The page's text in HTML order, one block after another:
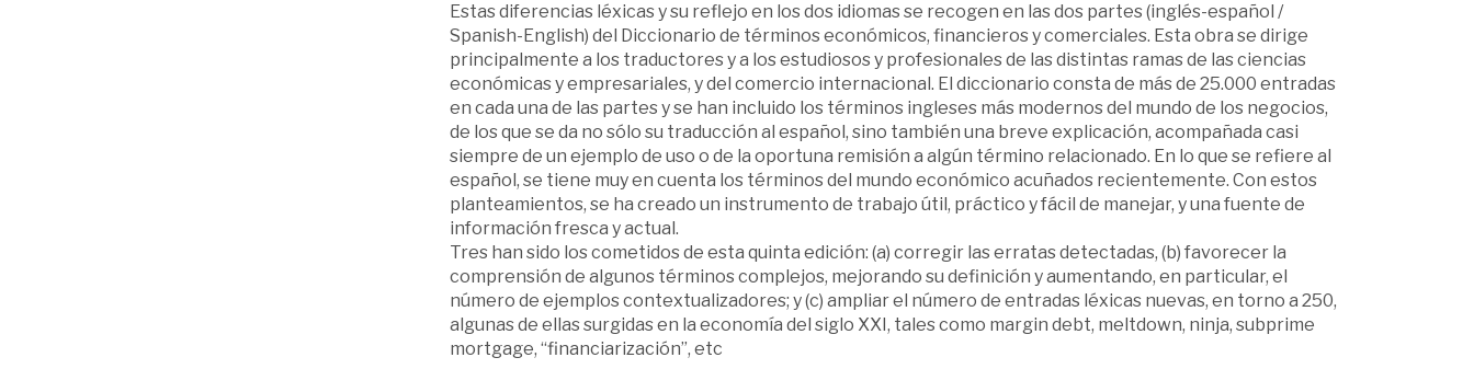
Estas diferencias léxicas y su reflejo en los dos idiomas se recogen en las dos partes (inglés-español /
Spanish-English) del Diccionario de términos económicos, financieros y comerciales. Esta obra se dirige
principalmente a los traductores y a los estudiosos y profesionales de las distintas ramas de las ciencias
económicas y empresariales, y del comercio internacional. El diccionario consta de más de 25.000 entradas
en cada una de las partes y se han incluido los términos ingleses más modernos del mundo de los negocios,
de los que se da no sólo su traducción al español, sino también una breve explicación, acompañada casi
siempre de un ejemplo de uso o de la oportuna remisión a algún término relacionado. En lo que se refiere al
español, se tiene muy en cuenta los términos del mundo económico acuñados recientemente. Con estos
planteamientos, se ha creado un instrumento de trabajo útil, práctico y fácil de manejar, y una fuente de
información fresca y actual.
Tres han sido los cometidos de esta quinta edición: (a) corregir las erratas detectadas, (b) favorecer la
comprensión de algunos términos complejos, mejorando su definición y aumentando, en particular, el
número de ejemplos contextualizadores; y (c) ampliar el número de entradas léxicas nuevas, en torno a 250,
algunas de ellas surgidas en la economía del siglo XXI, tales como margin debt, meltdown, ninja, subprime
mortgage, “financiarización”, etc